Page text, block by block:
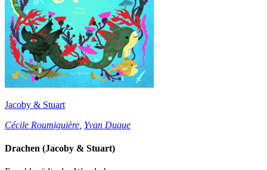
Jacoby & Stuart
Cécile Roumiguière Yvan Duque
Drachen (Jacoby & Stuart)